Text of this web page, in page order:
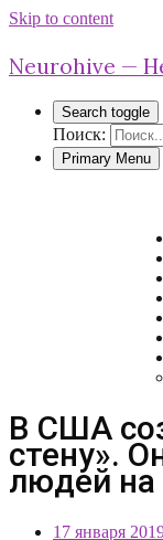
Skip to content
Neurohive —
Search toggle
Поиск:
Primary Menu
В США
стену».
людей на
17 января